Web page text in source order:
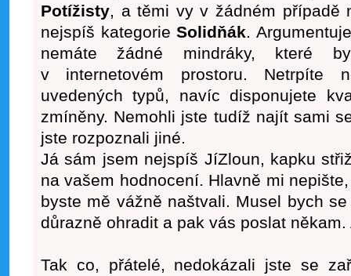
Potížisty, a těmi vy v žádném případě
nejspíš kategorieSolidňák.
nemáte žádné mindráky, které
v internetovém prostoru. Netrpíte
uvedených typů, navíc disponujete
zmíněny. Nemohli jste tudíž najít sami
jste rozpoznali jiné.
Já sám jsem nejspíš JíZloun, kapku
na vašem hodnocení. Hlavně mi
byste mě vážně naštvali. Musel bych
důrazně ohradit a pak vás poslat
Tak co, přátelé, nedokázali jste se